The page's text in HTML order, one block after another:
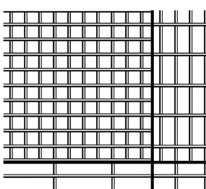
Produits
Nouveaux
Nous joindre